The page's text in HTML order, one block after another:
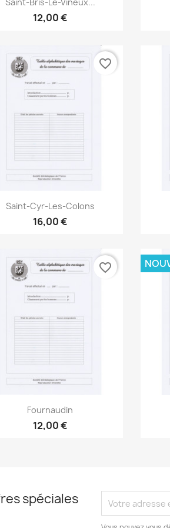
Saint-Bris-Le-Vineux...
12,00 €
Aperçu rapide
Saint-Cyr-Les-Colons
16,00 €
favorite_border
Aperçu rapide
Fournaudin
12,00 €
favorite_border
spéciales